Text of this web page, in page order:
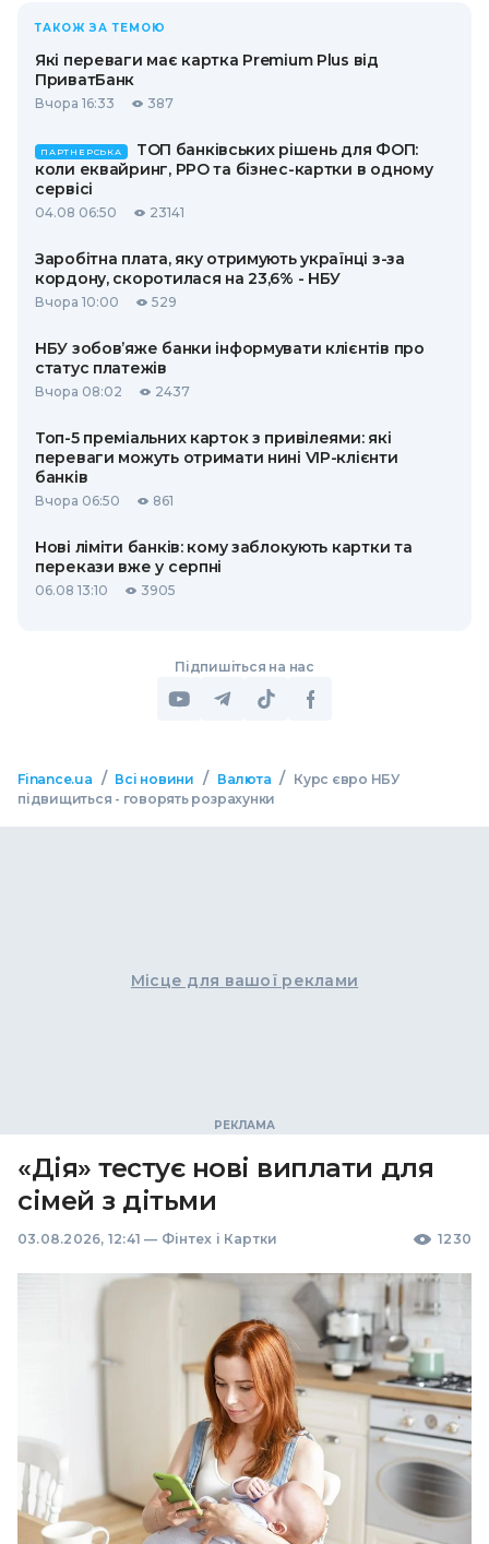
ТАКОЖ ЗА ТЕМОЮ
Які переваги має картка Premium Plus від
ПриватБанк
Вчора 16:33 387
ПАРТНЕРСЬКА
ТОП банківських рішень для ФОП:
коли еквайринг, РРО та бізнес-картки в одному
сервісі
04.08 06:50 23141
Заробітна плата, яку отримують українці з-за
кордону, скоротилася на 23,6% - НБУ
Вчора 10:00 529
НБУ зобов’яже банки інформувати клієнтів про
статус платежів
Вчора 08:02 2437
Топ-5 преміальних карток з привілеями: які
переваги можуть отримати нині VIP-клієнти
банків
Вчора 06:50 861
Нові ліміти банків: кому заблокують картки та
перекази вже у серпні
06.08 13:10 3905
Підпишіться на нас
Finance.ua / Всі новини / Валюта / Курс євро НБУ
підвищиться - говорять розрахунки
Місце для вашої реклами
«Дія» тестує нові виплати для
сімей з дітьми
03.08.2026, 12:41 — Фінтех і Картки 1230